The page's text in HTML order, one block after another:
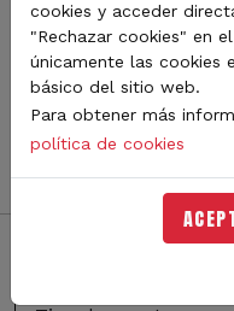
Sigue de cerca todas
Aragón. Aquí
competiciones,
mucho más. Filtra por
no te pierdas nada del
cookies y acceder
"Rechazar cookies" en
únicamente las cookies
básico del sitio web.
Para obtener más
política de cookies